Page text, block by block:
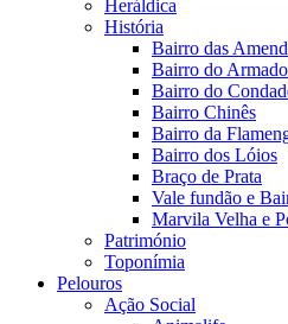
Heráldica
História
Bairro das
Bairro do
Bairro do
Bairro Chinês
Bairro da
Bairro dos Lóios
Braço de Prata
Vale fundão e
Marvila Velha e
Património
Toponímia
Pelouros
Ação Social